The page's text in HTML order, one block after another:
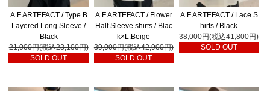
A.F ARTEFACT / Type B
Layered Long Sleeve /
Black
21,000円(税込23,100円)
SOLD OUT
A.F ARTEFACT / Flower
Half Sleeve shirts / Blac
k×L.Beige
39,000円(税込42,900円)
SOLD OUT
A.F ARTEFACT / Lace S
hirts / Black
38,000円(税込41,800円)
SOLD OUT